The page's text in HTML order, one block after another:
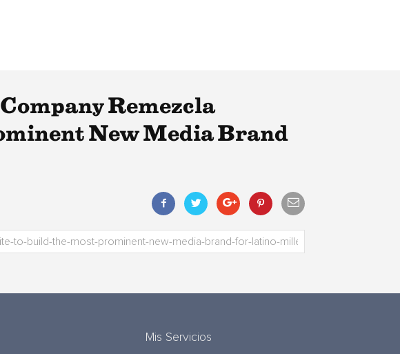
Remezcla
New Media Brand
Mis Servicios